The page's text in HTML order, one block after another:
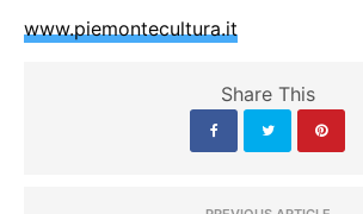
www.piemontecultura.it
Share This